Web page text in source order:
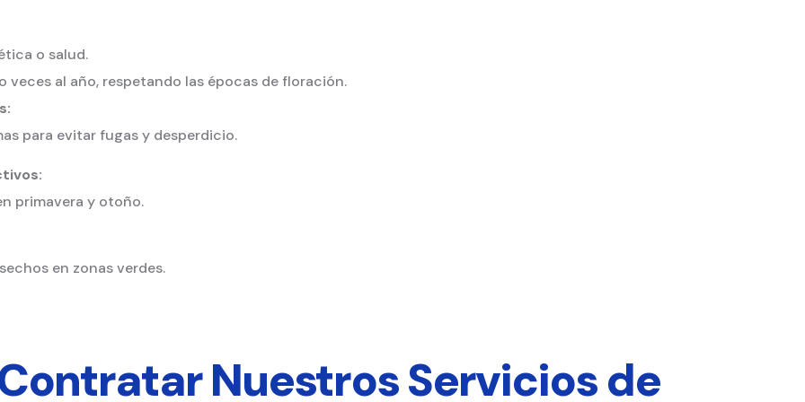
o salud.
veces al año, respetando las épocas de floración.
para evitar fugas y desperdicio.
primavera y otoño.
en zonas verdes.
Nuestros Servicios de